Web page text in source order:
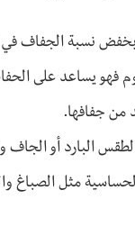
نسبة الجفاف في
فهو يساعد على
من جفافها.
البارد أو
مثل الصباغ